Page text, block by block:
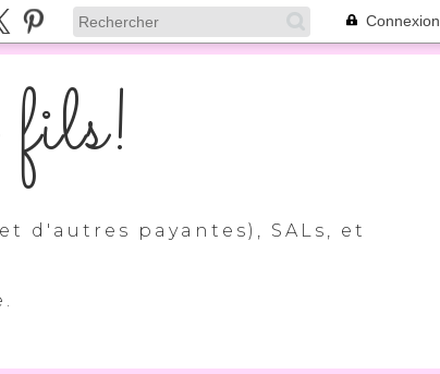
Connexion
d'autres payantes), SALs, et